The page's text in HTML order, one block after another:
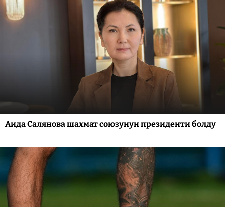
Аида Салянова шахмат союзунун президенти болду